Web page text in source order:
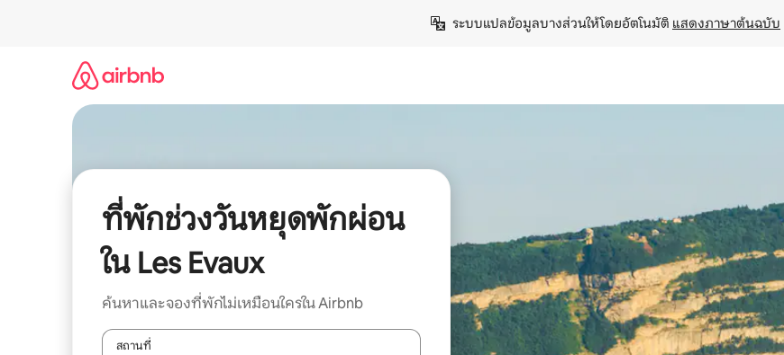
ระบบแปลข้อมูลบางส่วนให้โดยอัตโนมัติ แสดงภาษาต้นฉบับ
ที่พักช่วงวันหยุดพักผ่อน
ใน Les Evaux
ค้นหาและจองที่พักไม่เหมือนใครใน Airbnb
สถานที่